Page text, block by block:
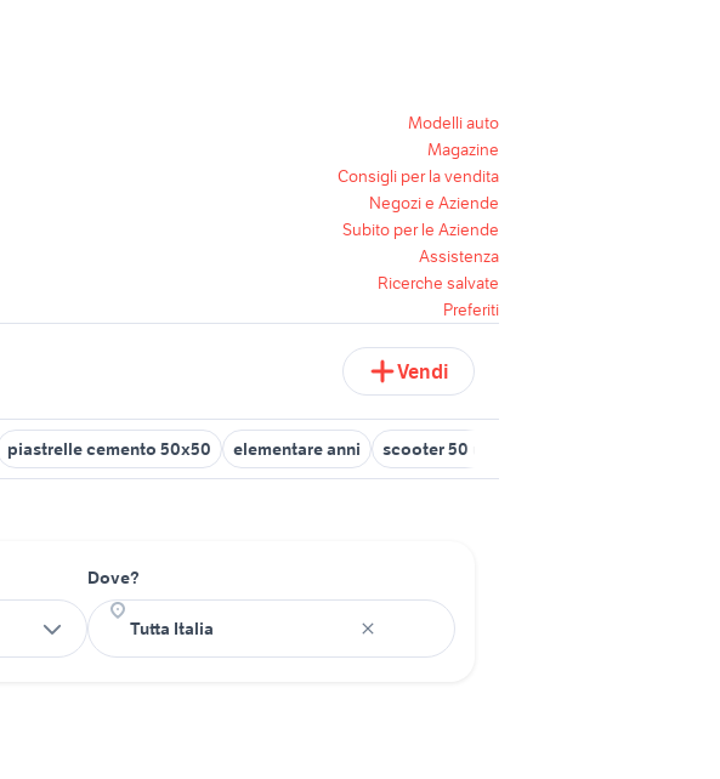
Modelli auto
Magazine
Consigli per la vendita
Negozi e Aziende
Subito per le Aziende
Assistenza
Ricerche salvate
Preferiti
Vendi
piastrelle cemento 50x50 elementare anni scooter 50 usati varese
Dove?